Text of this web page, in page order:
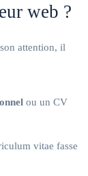
web ?
attention, il
ou un CV
vitae fasse